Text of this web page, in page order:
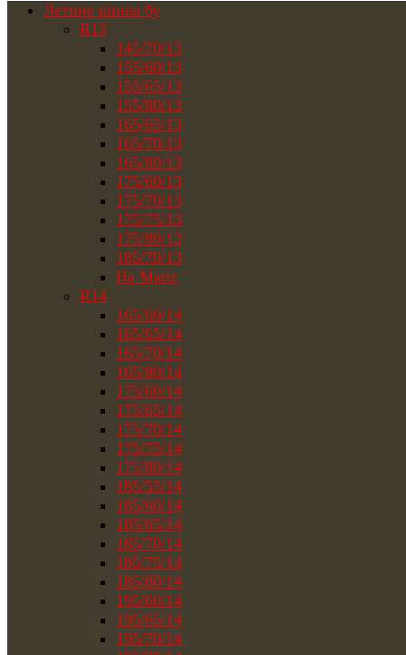
Летние шины бу
R13
145/70/13
155/60/13
155/65/13
155/80/13
165/65/13
165/70/13
165/80/13
175/60/13
175/70/13
175/75/13
175/80/13
185/70/13
На Matiz
R14
165/60/14
165/65/14
165/70/14
165/80/14
175/60/14
175/65/14
175/70/14
175/75/14
175/80/14
185/55/14
185/60/14
185/65/14
185/70/14
185/75/14
185/80/14
195/60/14
195/65/14
195/70/14